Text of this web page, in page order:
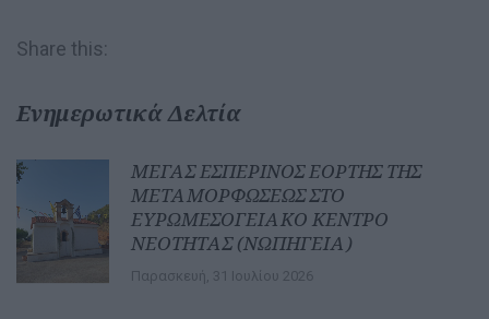
Share this:
Ενημερωτικά Δελτία
ΜΕΓΑΣ ΕΣΠΕΡΙΝΟΣ ΕΟΡΤΗΣ ΤΗΣ
ΜΕΤΑΜΟΡΦΩΣΕΩΣ ΣΤΟ
ΕΥΡΩΜΕΣΟΓΕΙΑΚΟ ΚΕΝΤΡΟ
ΝΕΟΤΗΤΑΣ (ΝΩΠΗΓΕΙΑ)
Παρασκευή, 31 Ιουλίου 2026